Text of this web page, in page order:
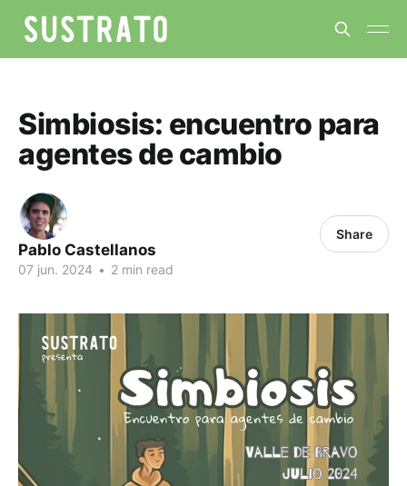
Simbiosis: encuentro para
agentes de cambio
Pablo Castellanos
07 jun. 2024 • 2 min read
Share